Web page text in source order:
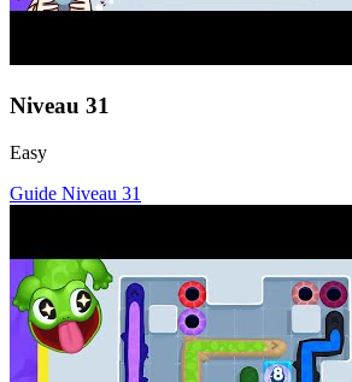
Niveau 31
Easy
Guide Niveau 31